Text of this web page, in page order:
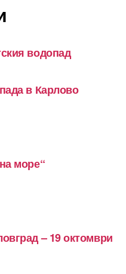
водопад
в Карлово
море“
– 19 октомври